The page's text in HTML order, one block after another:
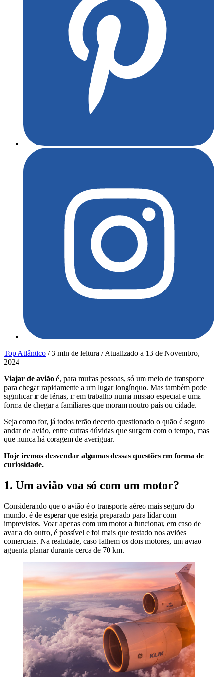
Top Atlântico / 3 min de leitura /Atualizado a 13 de Novembro,
2024
Viajar de avião é, para muitas pessoas, só um meio de transporte
para chegar rapidamente a um lugar longínquo. Mas também pode
significar ir de férias, ir em trabalho numa missão especial e uma
forma de chegar a familiares que moram noutro país ou cidade.
Seja como for, já todos terão decerto questionado o quão é seguro
andar de avião, entre outras dúvidas que surgem com o tempo, mas
que nunca há coragem de averiguar.
Hoje iremos desvendar algumas dessas questões em forma de
curiosidade.
1. Um avião voa só com um motor?
Considerando que o avião é o transporte aéreo mais seguro do
mundo, é de esperar que esteja preparado para lidar com
imprevistos. Voar apenas com um motor a funcionar, em caso de
avaria do outro, é possível e foi mais que testado nos aviões
comerciais. Na realidade, caso falhem os dois motores, um avião
aguenta planar durante cerca de 70 km.